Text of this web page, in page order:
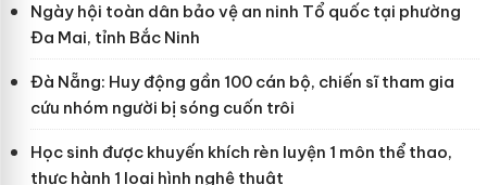
Ngày hội toàn dân bảo vệ an ninh Tổ quốc tại phường
Đa Mai, tỉnh Bắc Ninh
Đà Nẵng: Huy động gần 100 cán bộ, chiến sĩ tham gia
cứu nhóm người bị sóng cuốn trôi
Học sinh được khuyến khích rèn luyện 1 môn thể thao,
thực hành 1 loại hình nghệ thuật